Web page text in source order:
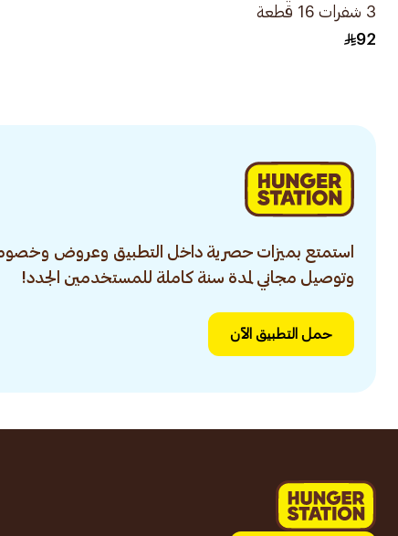
3 شفرات 16 قطعة
حقيبة 124
92
استمتع بميزات حصرية داخل التطبيق وعروض
وتوصيل مجاني لمدة سنة كاملة للمستخدمين الجدد!
حمل التطبيق الآن